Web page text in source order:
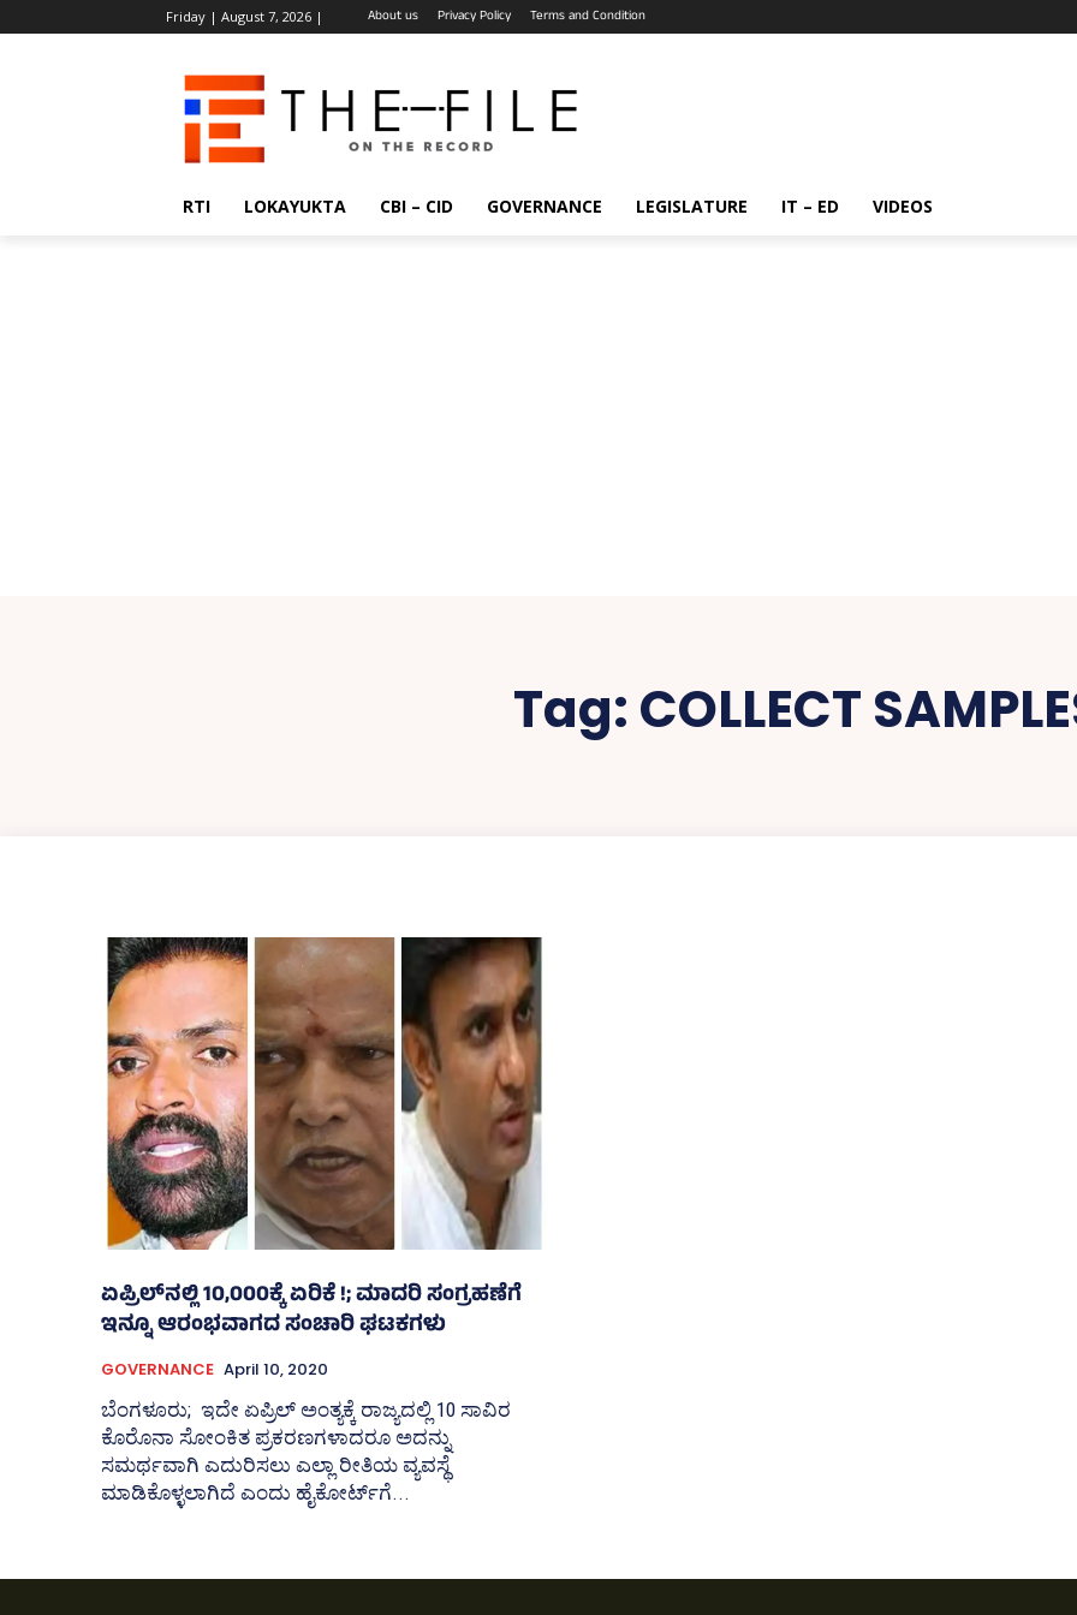
Friday | August 7, 2026 | About us Privacy Policy Terms and Condition
RTI LOKAYUKTA CBI – CID GOVERNANCE LEGISLATURE IT – ED VIDEOS
Tag: COLLECT
ಏಪ್ರಿಲ್‌ನಲ್ಲಿ 10,000ಕ್ಕೆ ಏರಿಕೆ !; ಮಾದರಿ ಸಂಗ್ರಹಣೆಗೆ
ಇನ್ನೂ ಆರಂಭವಾಗದ ಸಂಚಾರಿ ಘಟಕಗಳು
GOVERNANCE April 10, 2020
ಬೆಂಗಳೂರು; ಇದೇ ಏಪ್ರಿಲ್‌ ಅಂತ್ಯಕ್ಕೆ ರಾಜ್ಯದಲ್ಲಿ 10 ಸಾವಿರ
ಕೊರೊನಾ ಸೋಂಕಿತ ಪ್ರಕರಣಗಳಾದರೂ ಅದನ್ನು
ಸಮರ್ಥವಾಗಿ ಎದುರಿಸಲು ಎಲ್ಲಾ ರೀತಿಯ ವ್ಯವಸ್ಥೆ
ಮಾಡಿಕೊಳ್ಳಲಾಗಿದೆ ಎಂದು ಹೈಕೋರ್ಟ್‌ಗೆ...